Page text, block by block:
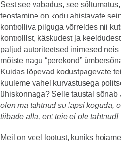
Sest see vabadus, see
teostamine on kodu ahistavate
kontrolliva pilguga võrreldes nii
kontrollist, käskudest ja
paljud autoriteetsed inimesed
mõiste nagu “perekond”
Kuidas lõpevad kodustpagevate
kuuleme vahel kurvastusega
ühiskonnaga? Selle taustal sõnab
olen ma tahtnud su lapsi koguda,
tiibade alla, ent teie ei ole tahtnud!
Meil on veel lootust, kuniks